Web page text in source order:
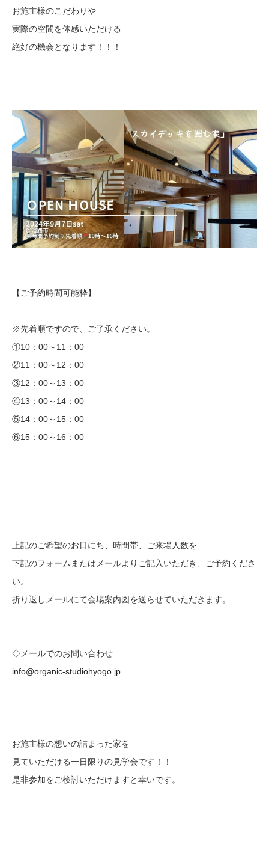
お施主様のこだわりや
実際の空間を体感いただける
絶好の機会となります！！！
【ご予約時間可能枠】
※先着順ですので、ご了承ください。
①10：00～11：00
②11：00～12：00
③12：00～13：00
④13：00～14：00
⑤14：00～15：00
⑥15：00～16：00
上記のご希望のお日にち、時間帯、ご来場人数を
下記のフォームまたはメールよりご記入いただき、ご予約くださ
い。
折り返しメールにて会場案内図を送らせていただきます。
◇メールでのお問い合わせ
info@organic-studiohyogo.jp
お施主様の想いの詰まった家を
見ていただける一日限りの見学会です！！
是非参加をご検討いただけますと幸いです。